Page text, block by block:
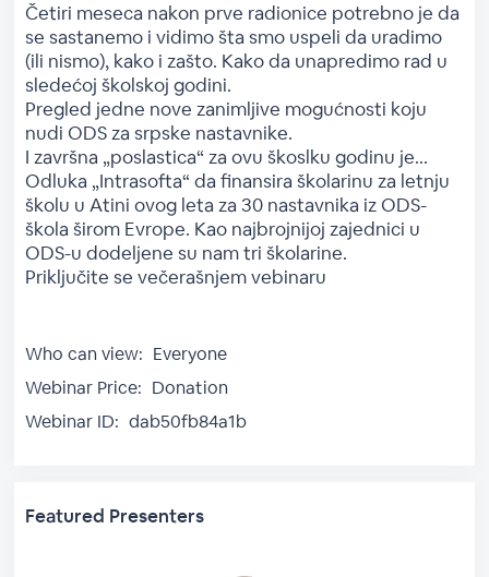
Četiri meseca nakon prve radionice potrebno je da
se sastanemo i vidimo šta smo uspeli da uradimo
(ili nismo), kako i zašto. Kako da unapredimo rad u
sledećoj školskoj godini.
Pregled jedne nove zanimljive mogućnosti koju
nudi ODS za srpske nastavnike.
I završna „poslastica“ za ovu škoslku godinu je...
Odluka „Intrasofta“ da finansira školarinu za letnju
školu u Atini ovog leta za 30 nastavnika iz ODS-
škola širom Evrope. Kao najbrojnijoj zajednici u
ODS-u dodeljene su nam tri školarine.
Priključite se večerašnjem vebinaru
Who can view: Everyone
Webinar Price: Donation
Webinar ID: dab50fb84a1b
Featured Presenters